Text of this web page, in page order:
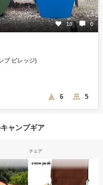
18 0
プ ビレッジ)
6 5
ャンプギア
チェア
snow peak